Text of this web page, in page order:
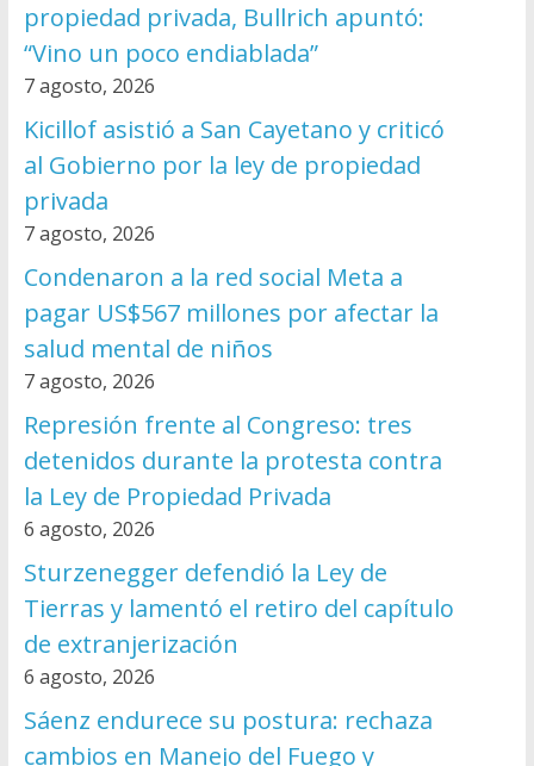
propiedad privada, Bullrich apuntó:
“Vino un poco endiablada”
7 agosto, 2026
Kicillof asistió a San Cayetano y criticó
al Gobierno por la ley de propiedad
privada
7 agosto, 2026
Condenaron a la red social Meta a
pagar US$567 millones por afectar la
salud mental de niños
7 agosto, 2026
Represión frente al Congreso: tres
detenidos durante la protesta contra
la Ley de Propiedad Privada
6 agosto, 2026
Sturzenegger defendió la Ley de
Tierras y lamentó el retiro del capítulo
de extranjerización
6 agosto, 2026
Sáenz endurece su postura: rechaza
cambios en Manejo del Fuego y